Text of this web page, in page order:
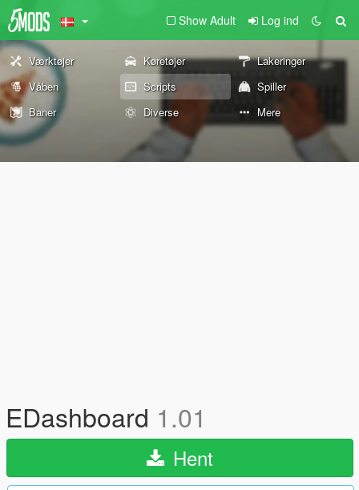
Show Adult Log ind
Værktøjer Køretøjer
Lakeringer
Våben
Scripts
Spiller
Baner
Diverse Mere
EDashboard 1.01
Hent